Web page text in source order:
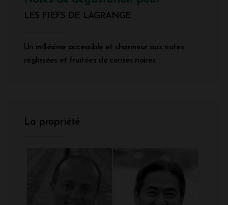
LES FIEFS DE LAGRANGE
Un millésime accessible et charmeur aux notes
réglissées et fruitées de cerises noires.
La propriété